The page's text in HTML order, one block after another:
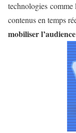
technologies
contenus en temps
mobiliser